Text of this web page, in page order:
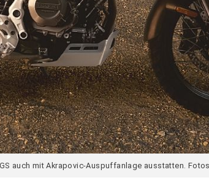
auch mit Akrapovic-Auspuffanlage ausstatten.